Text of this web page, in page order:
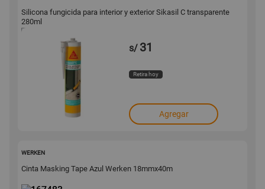
Silicona fungicida para interior y exterior Sikasil C transparente
280ml
s/ 31
Retira hoy
Agregar
WERKEN
Cinta Masking Tape Azul Werken 18mmx40m